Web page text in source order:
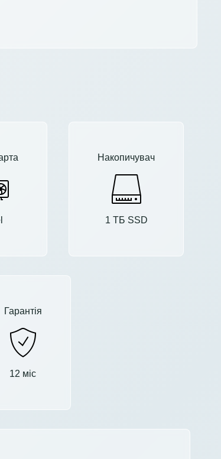
Накопичувач
1 ТБ SSD
Гарантія
12 міс